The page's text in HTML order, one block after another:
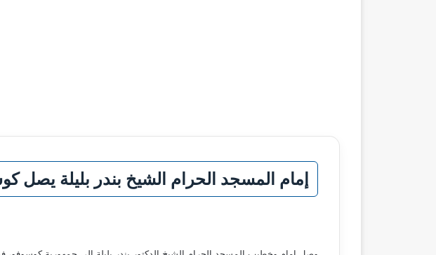
إمام المسجد الحرام الشيخ بندر بليلة يصل